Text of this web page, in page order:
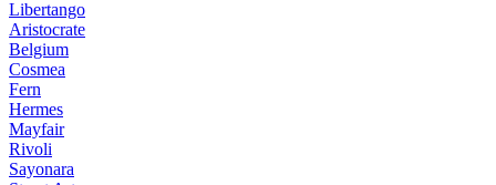
Libertango
Aristocrate
Belgium
Cosmea
Fern
Hermes
Mayfair
Rivoli
Sayonara